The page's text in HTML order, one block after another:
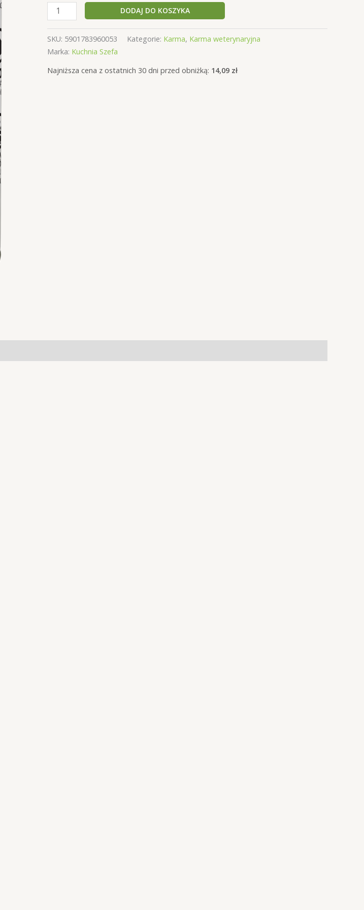
14,09 zł.13,55 zł.
ilość
Kuchnia
Szefa
Monobiałkowa
Karma
Dla
DODAJ DO KOSZYKA
SKU: 5901783960053 Kategorie: Karma, Karma weterynaryjna
Marka: Kuchnia Szefa
Najniższa cena z ostatnich 30 dni przed obniżką: 14,09 zł